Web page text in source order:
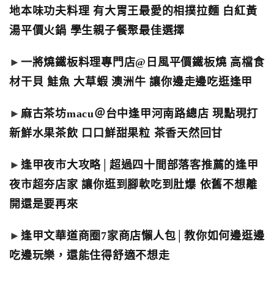
地本味功夫料理 有大胃王最愛的相撲拉麵 白紅黃
湯平價火鍋 學生親子餐聚最佳選擇
► 一將燒鐵板料理專門店@日風平價鐵板燒 高檔食
材干貝 鮭魚 大草蝦 澳洲牛 讓你邊走邊吃逛逢甲
► 麻古茶坊macu＠台中逢甲河南路總店 現點現打
新鮮水果茶飲 口口鮮甜果粒 茶香天然回甘
► 逢甲夜市大攻略│超過四十間部落客推薦的逢甲
夜市超夯店家 讓你逛到腳軟吃到肚爆 依舊不想離
開還是要再來
► 逢甲文華道商圈7家商店懶人包│教你如何邊逛邊
吃邊玩樂，還能住得舒適不想走